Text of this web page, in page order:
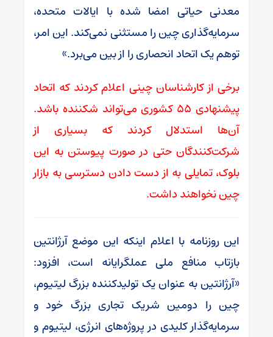
معدنی حیاتی امضا شده با ایالات متحده،
سرمایه‌گذاری چین را مستثنی نمی‌کند. این امر،
توهم یک اتحاد انحصاری را از بین می‌برد.»
برخی از کارشناسان چینی اعلام کردند که اتحاد
پیشنهادی ۵۵ کشوری می‌تواند شکننده باشد.
آن‌ها استدلال کردند که بسیاری از
شرکت‌کنندگان حتی در صورت پیوستن به این
بلوک، تمایلی به از دست دادن دسترسی به بازار
چین نخواهند داشت.
این روزنامه با اعلام اینکه این موضع آرژانتین
بازتاب منافع ملی عملگرایانه است، افزود:
«آرژانتین به عنوان یک تولیدکننده بزرگ لیتیوم،
چین را دومین شریک تجاری بزرگ خود و
سرمایه‌گذار کلیدی در پروژه‌های انرژی، لیتیوم و